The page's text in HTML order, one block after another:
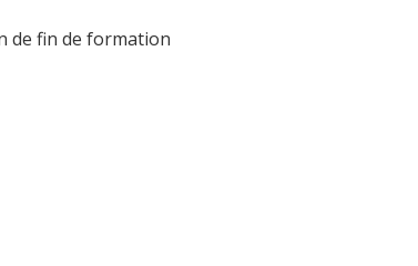
de fin de formation